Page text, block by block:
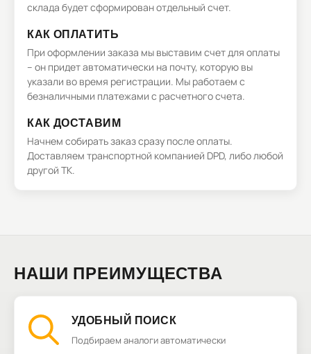
склада будет сформирован отдельный счет.
КАК ОПЛАТИТЬ
При оформлении заказа мы выставим счет для оплаты
– он придет автоматически на почту, которую вы
указали во время регистрации. Мы работаем с
безналичными платежами с расчетного счета.
КАК ДОСТАВИМ
Начнем собирать заказ сразу после оплаты.
Доставляем транспортной компанией DPD, либо любой
другой ТК.
НАШИ ПРЕИМУЩЕСТВА
УДОБНЫЙ ПОИСК
Подбираем аналоги автоматически